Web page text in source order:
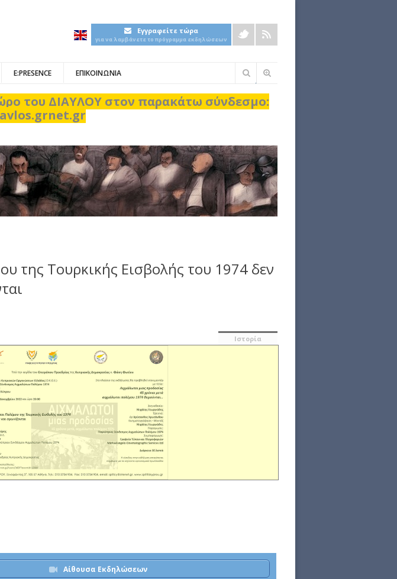
Εγγραφείτε τώρα
για να λαμβάνετε το πρόγραμμα εκδηλώσεων
E:PRESENCE ΕΠΙΚΟΙΝΩΝΙΑ
Φόρμα
αναζήτησης
του ΔΙΑΥΛΟΥ στον παρακάτω σύνδεσμο:
της Τουρκικής Εισβολής του 1974 δεν
Ιστορία
Αίθουσα Εκδηλώσεων